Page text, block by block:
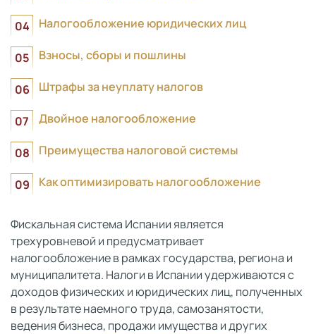
Налогообложение юридических лиц
Взносы, сборы и пошлины
Штрафы за неуплату налогов
Двойное налогообложение
Преимущества налоговой системы
Как оптимизировать налогообложение
Фискальная система Испании является
трехуровневой и предусматривает
налогообложение в рамках государства, региона и
муниципалитета. Налоги в Испании удерживаются с
доходов физических и юридических лиц, полученных
в результате наемного труда, самозанятости,
ведения бизнеса, продажи имущества и других